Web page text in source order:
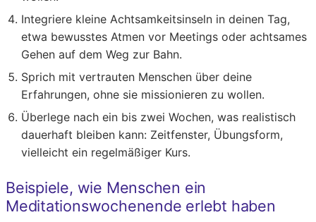
Integriere kleine Achtsamkeitsinseln in deinen Tag,
etwa bewusstes Atmen vor Meetings oder achtsames
Gehen auf dem Weg zur Bahn.
Sprich mit vertrauten Menschen über deine
Erfahrungen, ohne sie missionieren zu wollen.
Überlege nach ein bis zwei Wochen, was realistisch
dauerhaft bleiben kann: Zeitfenster, Übungsform,
vielleicht ein regelmäßiger Kurs.
Beispiele, wie Menschen ein
Meditationswochenende erlebt haben